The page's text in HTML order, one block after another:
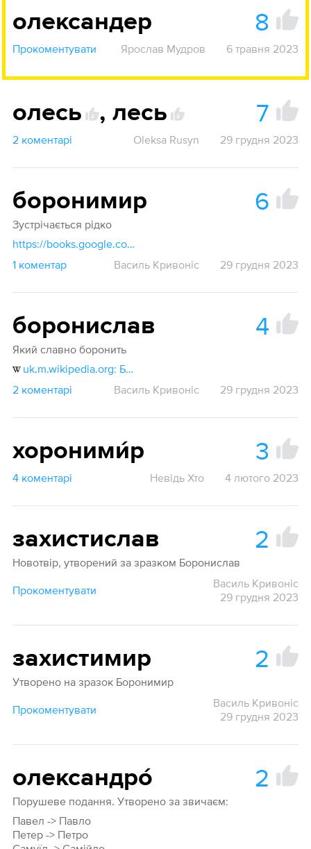
олександер 8
Прокоментувати Ярослав Мудров 6 травня 2023
олесь 2 , лесь 2 7
2 коментарі Oleksa Rusyn 29 грудня 2023
боронимир 6
Зустрічається рідко
https://books.google.com.ua/books?id=S7NNDgAAQBAJ&pg=PT295&lpg=PT295&dq=боронимир&source=bl&ots=Q44D9mfOU_&sig=ACfU3U26Hn4_0RjESY5Maor7o2pZYn_5uw&hl=uk&sa=X&ved=2ahUKEwiw6KCA37SDAxV5Z_EDHTaKACUQ6AF6BAgdEAI#v=onepage&q=боронимир&f=false
1 коментар
Василь Кривоніс 29 грудня 2023
боронислав 4
Який славно боронить
uk.m.wikipedia.org: Броніслав (ім'я)
2 коментарі
Василь Кривоніс 29 грудня 2023
хороними́р 3
4 коментарі Невідь Хто 4 лютого 2023
захистислав 2
Новотвір, утворений за зразком Боронислав
Прокоментувати
Василь Кривоніс
29 грудня 2023
захистимир 2
Утворено на зразок Боронимир
Прокоментувати
Василь Кривоніс
29 грудня 2023
олександро́ 2
Порушеве подання. Утворено за звичаєм:
Павел -> Павло
Петер -> Петро